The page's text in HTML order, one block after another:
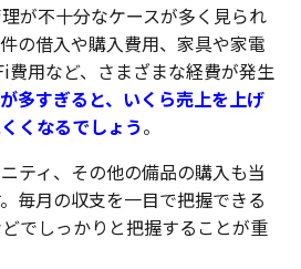
が不十分なケースが多く見られ
の借入や購入費用、家具や家電
用など、さまざまな経費が発生
多すぎると、いくら売上を上げ
くなるでしょう。
ティ、その他の備品の購入も当
毎月の収支を一目で把握できる
でしっかりと把握することが重